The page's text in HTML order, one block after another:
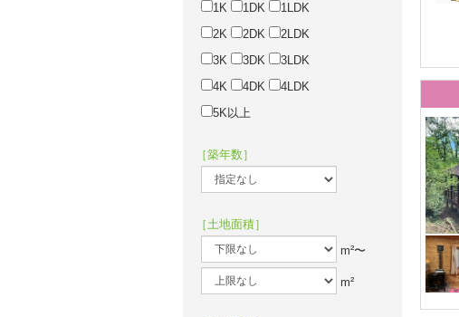
1K
1DK
1LDK
2K
2DK
2LDK
3K
3DK
3LDK
4K
4DK
4LDK
5K以上
［築年数］
［土地面積］
m²〜
m²